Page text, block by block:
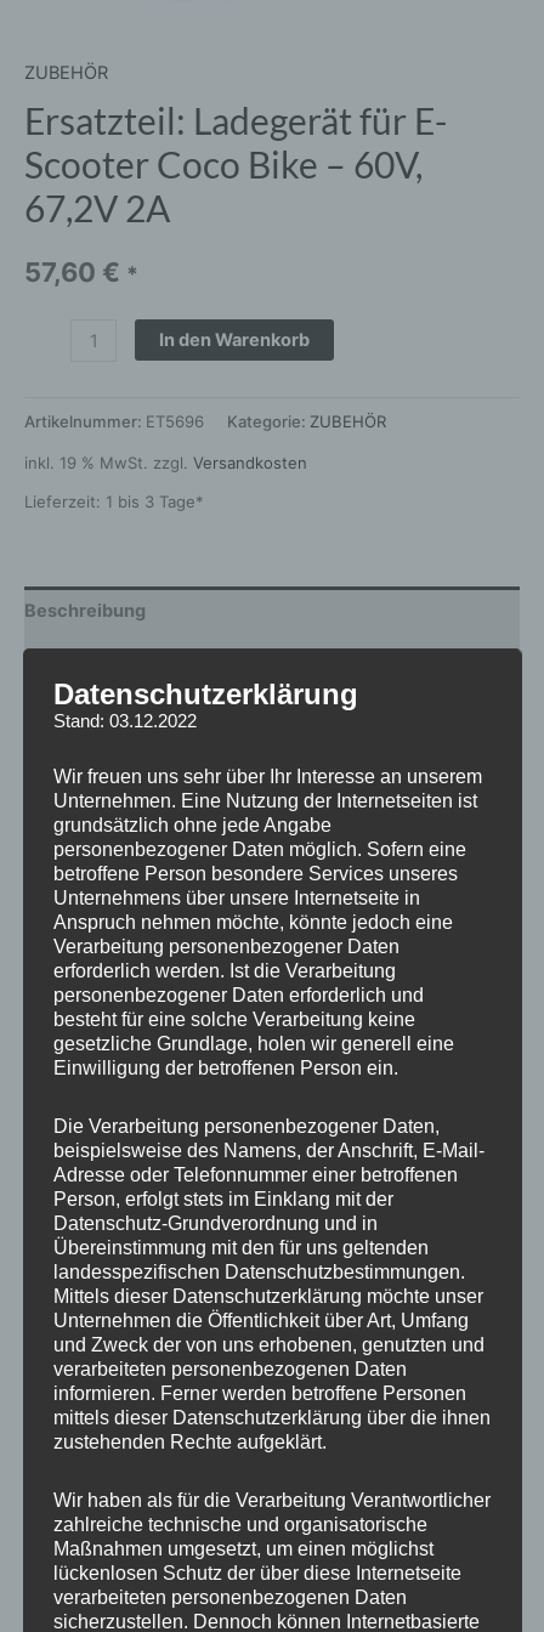
ZUBEHÖR
Ersatzteil: Ladegerät für E-
Scooter Coco Bike – 60V,
67,2V 2A
57,60 € *
Menge
In den Warenkorb
Artikelnummer: ET5696 Kategorie: ZUBEHÖR
inkl. 19 % MwSt. zzgl. Versandkosten
Lieferzeit: 1 bis 3 Tage*
Beschreibung
Rezensionen (0)
Ersatzteil: Ladeger&auml t f&uuml r E-Scooter Coco Bike –
Elektro Scooter 60V, 67,2V 2A
Ähnliche Produkte
COCO BIKE
Bremssystem
Hinterachse – H001,
CP-1
70,00€ *
Bewertet
mit
von
1x Ersatzreifen für
Elektro Scooter / Coco
Bike / Chopper –
225/40-10
89,00€ *
Bewertet
mit
0
von
5
AUSVERKAUFT
Datenschutzerklärung
Stand: 03.12.2022
Wir freuen uns sehr über Ihr Interesse an unserem
Unternehmen. Eine Nutzung der Internetseiten ist
grundsätzlich ohne jede Angabe
personenbezogener Daten möglich. Sofern eine
betroffene Person besondere Services unseres
Unternehmens über unsere Internetseite in
Anspruch nehmen möchte, könnte jedoch eine
Verarbeitung personenbezogener Daten
erforderlich werden. Ist die Verarbeitung
personenbezogener Daten erforderlich und
besteht für eine solche Verarbeitung keine
gesetzliche Grundlage, holen wir generell eine
Einwilligung der betroffenen Person ein.
Die Verarbeitung personenbezogener Daten,
beispielsweise des Namens, der Anschrift, E-Mail-
Adresse oder Telefonnummer einer betroffenen
Person, erfolgt stets im Einklang mit der
Datenschutz-Grundverordnung und in
Übereinstimmung mit den für uns geltenden
landesspezifischen Datenschutzbestimmungen.
Mittels dieser Datenschutzerklärung möchte unser
Unternehmen die Öffentlichkeit über Art, Umfang
und Zweck der von uns erhobenen, genutzten und
verarbeiteten personenbezogenen Daten
informieren. Ferner werden betroffene Personen
mittels dieser Datenschutzerklärung über die ihnen
zustehenden Rechte aufgeklärt.
Wir haben als für die Verarbeitung Verantwortlicher
zahlreiche technische und organisatorische
Maßnahmen umgesetzt, um einen möglichst
lückenlosen Schutz der über diese Internetseite
verarbeiteten personenbezogenen Daten
sicherzustellen. Dennoch können Internetbasierte